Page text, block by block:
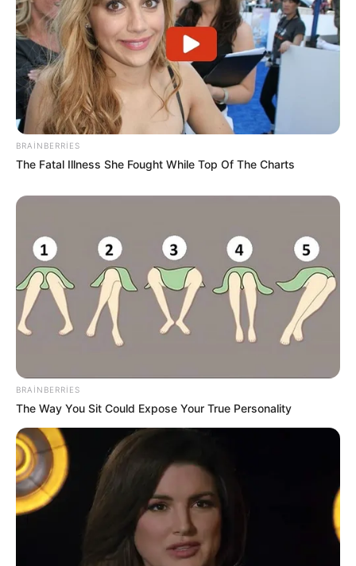
93 0 0
“İsrailə dedik ki, etdiyiniz əməl doğru
deyil” -
Hikmət Hacıyev detalları AÇDI
118 0 1
16:31 / 05 Avqust 2026 SİYASƏT
Sosial şəbəkələrdə valideyn nəzarəti
məcburi olacaq
BRAINBERRIES
The Fatal Illness She Fought While Top Of The Charts
BRAINBERRIES
The Way You Sit Could Expose Your True Personality